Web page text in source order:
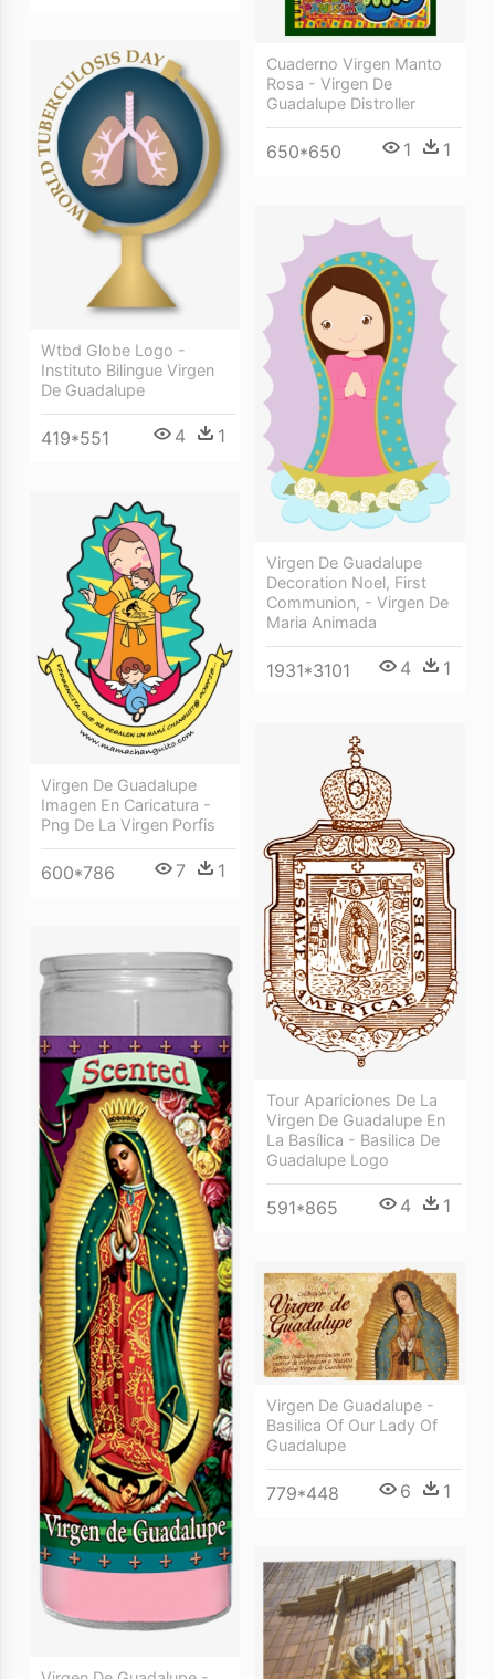
Cuaderno Virgen Manto
Rosa - Virgen De
Guadalupe Distroller
650*650 1 1
Wtbd Globe Logo -
Instituto Bilingue Virgen
De Guadalupe
419*551 4 1
Virgen De Guadalupe
Decoration Noel, First
Communion, - Virgen De
Maria Animada
1931*3101 4 1
Virgen De Guadalupe
Imagen En Caricatura -
Png De La Virgen Porfis
600*786 7 1
Tour Apariciones De La
Virgen De Guadalupe En
La Basílica - Basilica De
Guadalupe Logo
591*865 4 1
Virgen De Guadalupe -
Basilica Of Our Lady Of
Guadalupe
779*448 6 1